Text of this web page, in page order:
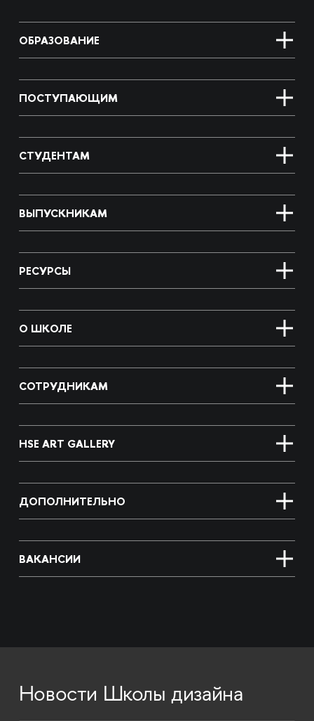
ОБРАЗОВАНИЕ
ПОСТУПАЮЩИМ
СТУДЕНТАМ
ВЫПУСКНИКАМ
РЕСУРСЫ
О ШКОЛЕ
СОТРУДНИКАМ
HSE ART GALLERY
ДОПОЛНИТЕЛЬНО
ВАКАНСИИ
Новости Школы дизайна